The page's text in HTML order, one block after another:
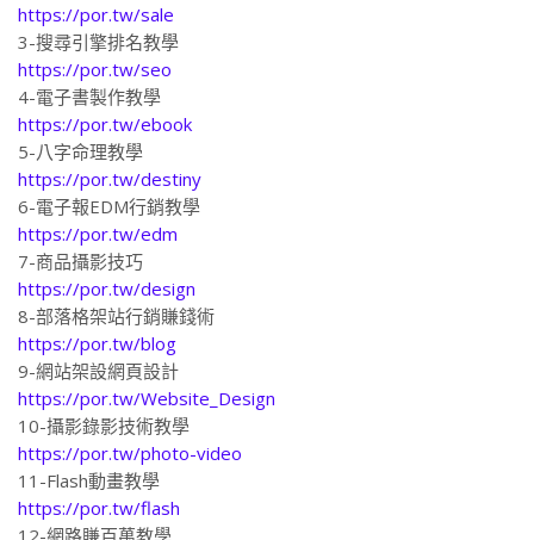
https://por.tw/sale
3-搜尋引擎排名教學
https://por.tw/seo
4-電子書製作教學
https://por.tw/ebook
5-八字命理教學
https://por.tw/destiny
6-電子報EDM行銷教學
https://por.tw/edm
7-商品攝影技巧
https://por.tw/design
8-部落格架站行銷賺錢術
https://por.tw/blog
9-網站架設網頁設計
https://por.tw/Website_Design
10-攝影錄影技術教學
https://por.tw/photo-video
11-Flash動畫教學
https://por.tw/flash
12-網路賺百萬教學